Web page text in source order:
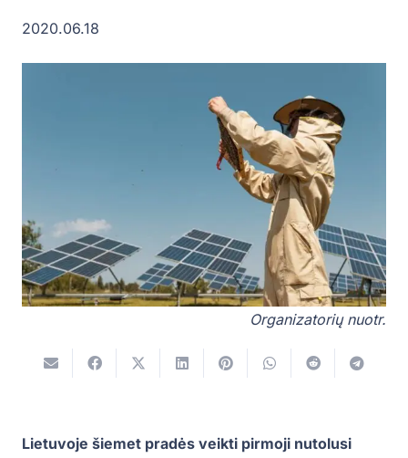
2020.06.18
Organizatorių nuotr.
Lietuvoje šiemet pradės veikti pirmoji nutolusi